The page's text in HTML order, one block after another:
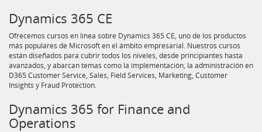
Dynamics 365 CE
Ofrecemos cursos en línea sobre Dynamics 365 CE, uno de los productos
más populares de Microsoft en el ámbito empresarial. Nuestros cursos
están diseñados para cubrir todos los niveles, desde principiantes hasta
avanzados, y abarcan temas como la implementación, la administración en
D365 Customer Service, Sales, Field Services, Marketing, Customer
Insights y Fraud Protection.
Dynamics 365 for Finance and
Operations